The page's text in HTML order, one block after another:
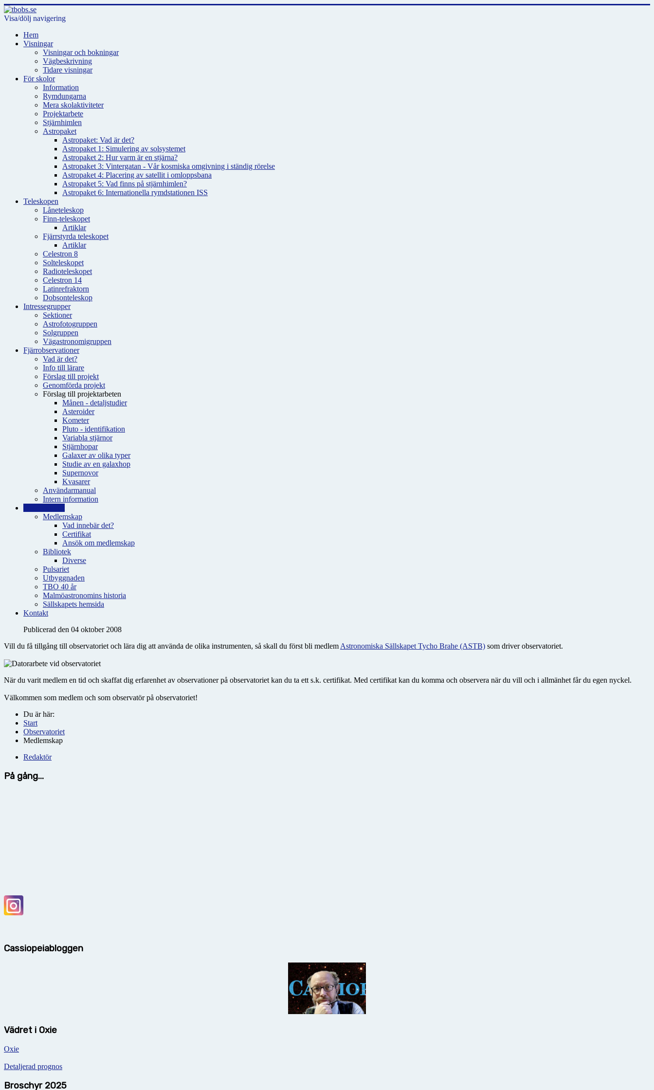
Visa/dölj navigering
Hem
Visningar
Visningar och bokningar
Vägbeskrivning
Tidare visningar
För skolor
Information
Rymdungarna
Mera skolaktiviteter
Projektarbete
Stjärnhimlen
Astropaket
Astropaket: Vad är det?
Astropaket 1: Simulering av solsystemet
Astropaket 2: Hur varm är en stjärna?
Astropaket 3: Vintergatan - Vår kosmiska omgivning i ständig rörelse
Astropaket 4: Placering av satellit i omloppsbana
Astropaket 5: Vad finns på stjärnhimlen?
Astropaket 6: Internationella rymdstationen ISS
Teleskopen
Låneteleskop
Finn-teleskopet
Artiklar
Fjärrstyrda teleskopet
Artiklar
Celestron 8
Solteleskopet
Radioteleskopet
Celestron 14
Latinrefraktorn
Dobsonteleskop
Intressegrupper
Sektioner
Astrofotogruppen
Solgruppen
Vägastronomigruppen
Fjärrobservationer
Vad är det?
Info till lärare
Förslag till projekt
Genomförda projekt
Förslag till projektarbeten
Månen - detaljstudier
Asteroider
Kometer
Pluto - identifikation
Variabla stjärnor
Stjärnhopar
Galaxer av olika typer
Studie av en galaxhop
Supernovor
Kvasarer
Användarmanual
Intern information
Medlemskap
Vad innebär det?
Certifikat
Ansök om medlemskap
Bibliotek
Diverse
Pulsariet
Utbyggnaden
TBO 40 år
Malmöastronomins historia
Sällskapets hemsida
Kontakt
Publicerad den 04 oktober 2008
Vill du få tillgång till observatoriet och lära dig att använda de olika instrumenten, så skall du först bli medlem Astronomiska Sällskapet Tycho Brahe (ASTB) som driver observatoriet.
När du varit medlem en tid och skaffat dig erfarenhet av observationer på observatoriet kan du ta ett s.k. certifikat. Med certifikat kan du komma och observera när du vill och i allmänhet får du egen nyckel.
Välkommen som medlem och som observatör på observatoriet!
Du är här:
Start
Observatoriet
Medlemskap
Redaktör
På gång...
Cassiopeiabloggen
Vädret i Oxie
Oxie
Detaljerad prognos
Broschyr 2025